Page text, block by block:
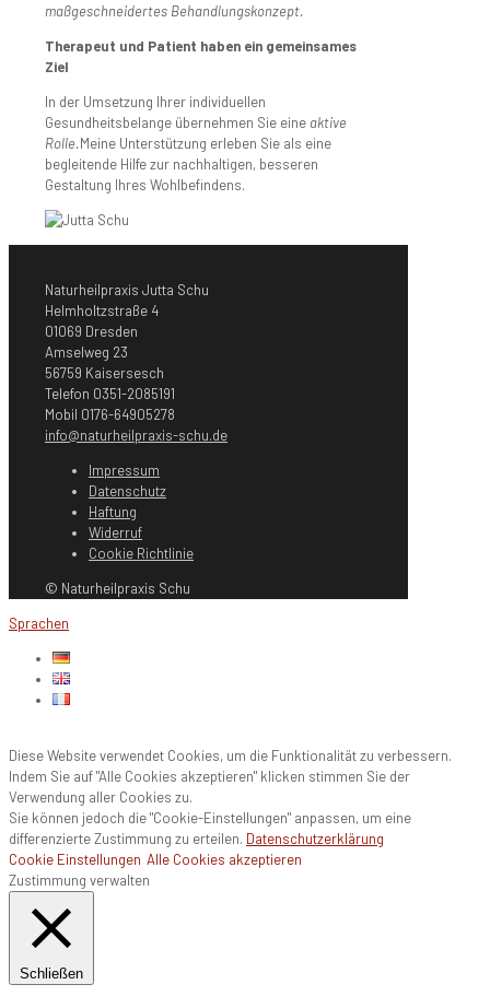
maßgeschneidertes Behandlungskonzept.
Therapeut und Patient haben ein gemeinsames
Ziel
In der Umsetzung Ihrer individuellen
Gesundheitsbelange übernehmen Sie eine aktive
Rolle.Meine Unterstützung erleben Sie als eine
begleitende Hilfe zur nachhaltigen, besseren
Gestaltung Ihres Wohlbefindens.
Naturheilpraxis Jutta Schu
Helmholtzstraße 4
01069 Dresden
Amselweg 23
56759 Kaisersesch
Telefon 0351-2085191
Mobil 0176-64905278
info@naturheilpraxis-schu.de
Impressum
Datenschutz
Haftung
Widerruf
Cookie Richtlinie
© Naturheilpraxis Schu
Sprachen
Diese Website verwendet Cookies, um die Funktionalität zu verbessern.
Indem Sie auf "Alle Cookies akzeptieren" klicken stimmen Sie der
Verwendung aller Cookies zu.
Sie können jedoch die "Cookie-Einstellungen" anpassen, um eine
differenzierte Zustimmung zu erteilen. Datenschutzerklärung
Cookie Einstellungen Alle Cookies akzeptieren
Zustimmung verwalten
Schließen